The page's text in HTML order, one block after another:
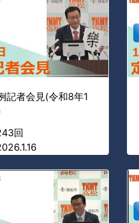
記者会見(令和8年1
回